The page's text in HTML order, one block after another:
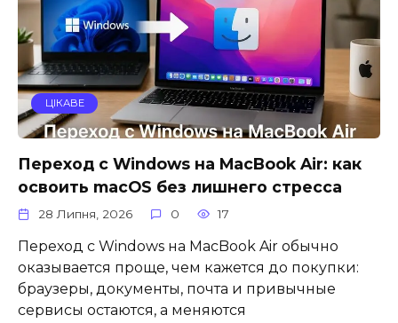
ЦІКАВЕ
Переход с Windows на MacBook Air: как
освоить macOS без лишнего стресса
28 Липня, 2026 0 17
Переход с Windows на MacBook Air обычно
оказывается проще, чем кажется до покупки:
браузеры, документы, почта и привычные
сервисы остаются, а меняются